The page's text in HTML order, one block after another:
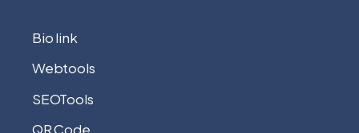
Bio link
Webtools
SEOTools
QR Code